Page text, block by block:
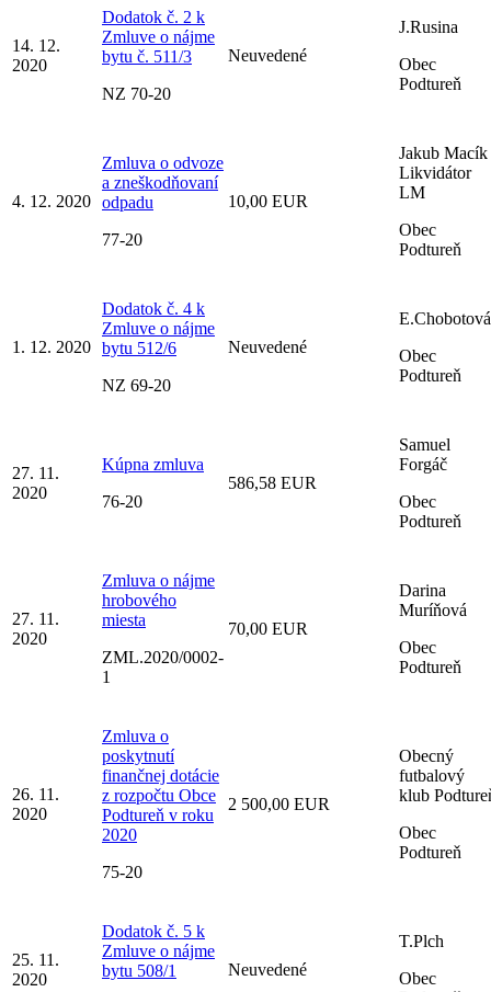
14. 12.
2020
Dodatok č. 2 k
Zmluve o nájme
bytu č. 511/3
NZ 70-20
Neuvedené
J.Rusina
Obec
Podtureň
4. 12. 2020
Zmluva o odvoze
a zneškodňovaní
odpadu
77-20
10,00 EUR
Jakub Macík
Likvidátor
LM
Obec
Podtureň
1. 12. 2020
Dodatok č. 4 k
Zmluve o nájme
bytu 512/6
NZ 69-20
Neuvedené
E.Chobotová
Obec
Podtureň
27. 11.
2020
Kúpna zmluva
76-20
586,58 EUR
Samuel
Forgáč
Obec
Podtureň
27. 11.
2020
Zmluva o nájme
hrobového
miesta
ZML.2020/0002-
1
70,00 EUR
Darina
Muríňová
Obec
Podtureň
26. 11.
2020
Zmluva o
poskytnutí
finančnej dotácie
z rozpočtu Obce
Podtureň v roku
2020
75-20
2 500,00 EUR
Obecný
futbalový
klub
Obec
Podtureň
25. 11.
2020
Dodatok č. 5 k
Zmluve o nájme
bytu 508/1
Neuvedené
T.Plch
Obec